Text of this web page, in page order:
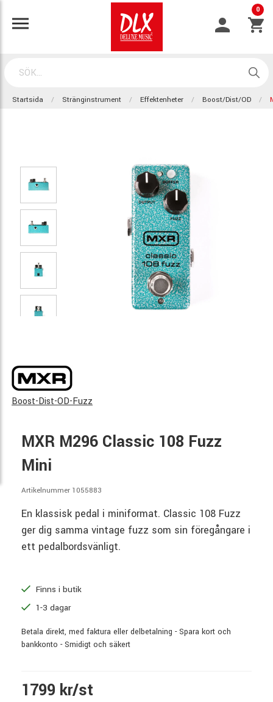
0
Startsida Stränginstrument Effektenheter Boost/Dist/OD
Boost-Dist-OD-Fuzz
MXR M296 Classic 108 Fuzz
Mini
Artikelnummer 1055883
En klassisk pedal i miniformat. Classic 108 Fuzz
ger dig samma vintage fuzz som sin föregångare i
ett pedalbordsvänligt.
Finns i butik
1-3 dagar
Betala direkt, med faktura eller delbetalning - Spara kort och
bankkonto - Smidigt och säkert
1799 kr/st